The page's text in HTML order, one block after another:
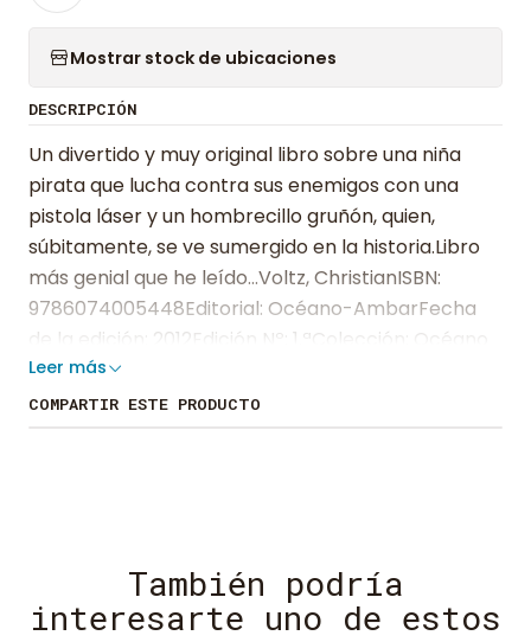
Mostrar stock de ubicaciones
DESCRIPCIÓN
Un divertido y muy original libro sobre una niña
pirata que lucha contra sus enemigos con una
pistola láser y un hombrecillo gruñón, quien,
súbitamente, se ve sumergido en la historia.Libro
más genial que he leído...Voltz, ChristianISBN:
9786074005448Editorial: Océano-AmbarFecha
de la edición: 2012Edición Nº: 1.ªColección: Océano
TravesíaIdiomas: EspañolEncuadernación: Tapa
duraDimensiones: 14,5 x 19,5 cmNº Pág.: 36
Leer más
COMPARTIR ESTE PRODUCTO
También podría
interesarte uno de estos